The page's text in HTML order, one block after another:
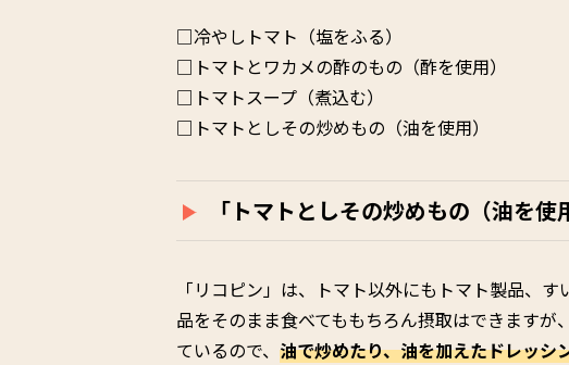
□冷やしトマト（塩をふる）
□トマトとワカメの酢のもの（酢を使用）
□トマトスープ（煮込む）
□トマトとしその炒めもの（油を使用）
「トマトとしその炒めもの（油を使
「リコピン」は、トマト以外にもトマト製品、
品をそのまま食べてももちろん摂取はできます
ているので、 油で炒めたり、油を加えたドレッシ